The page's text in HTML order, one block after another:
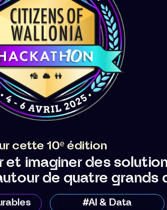
cette 10ᵉ édition
et imaginer des
de quatre grands
#AI & Data